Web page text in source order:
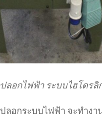
ลอกไฟฟ้า ระบบไฮโดรลิ
ลอกระบบไฟฟ้า จะทำง